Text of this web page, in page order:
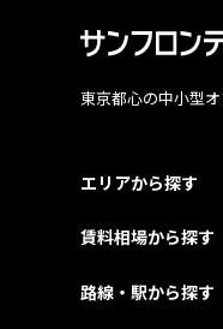
東京都心の中小型
エリアから探す
賃料相場から探す
路線・駅から探す